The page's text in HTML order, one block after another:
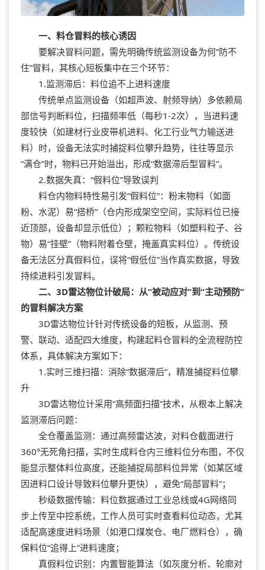
一、料仓冒料的核心诱因
要解决冒料问题，需先明确传统监测设备为何“防不
住”冒料，其核心短板集中在三个环节：
1.监测滞后：料位追不上进料速度
传统单点监测设备（如超声波、射频导纳）多依赖局
部信号判断料位，扫描频率低（每秒1-2次），当进料速
度较快（如建材行业皮带机进料、化工行业气力输送进
料）时，设备无法实时捕捉料位攀升趋势，往往等显示
“满仓”时，物料已开始溢出，形成“数据滞后型冒料”。
2.数据失真：“假料位”导致误判
料仓内物料特性易引发“假料位”：粉末物料（如面
粉、水泥）易“搭桥”（仓内形成架空空间，实际料位已接
近顶部，设备却显示低位）；颗粒物料（如塑料粒子、谷
物）易“挂壁”（物料附着仓壁，掩盖真实料位）。传统设
备无法区分真假料位，误将“假低位”当作真实数据，导致
持续进料引发冒料。
二、3D雷达物位计破局：从“被动应对”到“主动预防”
的冒料解决方案
3D雷达物位计针对传统设备的短板，从监测、预
警、联动、适配四大维度，构建起料仓冒料的全流程防控
体系，具体解决方案如下：
1.实时三维扫描：消除“数据滞后”，精准捕捉料位攀
升
3D雷达物位计采用“高频面扫描”技术，从根本上解决
监测滞后问题：
全仓覆盖监测：通过高频雷达波，对料仓截面进行
360°无死角扫描，实时生成料仓内三维料位分布图，不仅
能显示整体料位高度，还能捕捉局部料位异常（如某区域
因进料口设计导致料位攀升更快），避免“局部冒料”；
秒级数据传输：料位数据通过工业总线或4G网络同
步上传至中控系统，工作人员可实时查看料位动态，尤其
适配高速度进料场景（如港口煤炭仓、电厂燃料仓），确
保料位“追得上”进料速度；
真假料位识别：内置智能算法（如灰度分析、轮廓对